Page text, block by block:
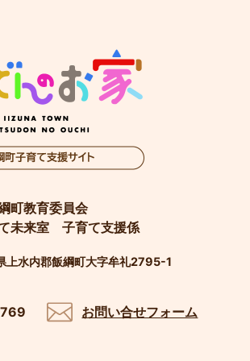
町教育委員会
未来室 子育て支援係
水内郡飯綱町大字牟礼2795-1
お問い合せフォーム